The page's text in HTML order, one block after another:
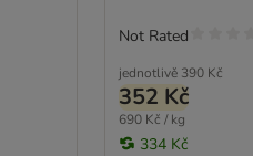
jednotlivě 390 Kč
352 Kč
690 Kč / kg
334 Kč
Not Rated